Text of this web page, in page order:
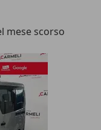
mese scorso